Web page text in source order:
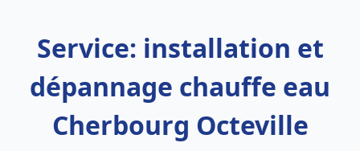
Service: installation et
dépannage chauffe eau
Cherbourg Octeville